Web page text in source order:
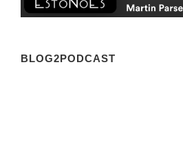
BLOG2PODCAST